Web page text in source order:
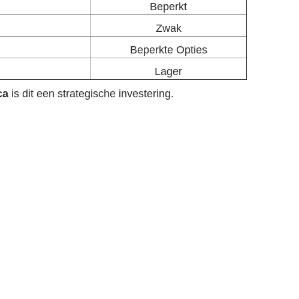
Beperkt
Zwak
Beperkte Opties
Lager
is dit een strategische investering.